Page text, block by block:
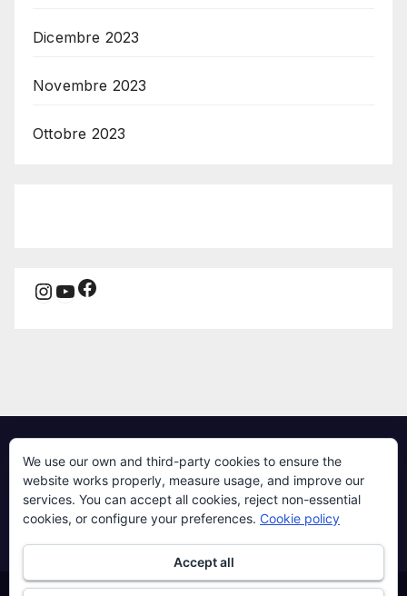
Dicembre 2023
Novembre 2023
Ottobre 2023
Instagram
YouTube
Facebook
The Trading
We use our own and third-party cookies to ensure the
website works properly, measure usage, and improve our
services. You can accept all cookies, reject non-essential
cookies, or configure your preferences. Cookie policy
Accept all